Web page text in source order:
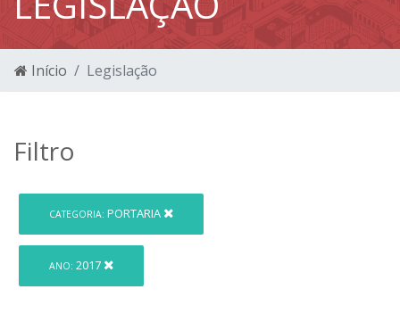
Início Legislação
Filtro
CATEGORIA: PORTARIA
ANO: 2017